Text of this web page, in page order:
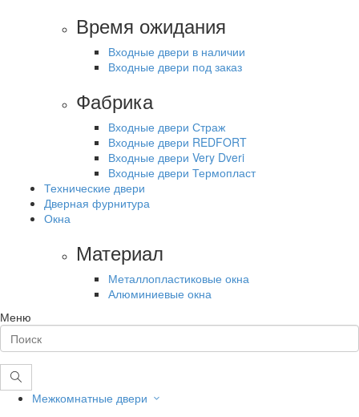
Время ожидания
Входные двери в наличии
Входные двери под заказ
Фабрика
Входные двери Страж
Входные двери REDFORT
Входные двери Very Dveri
Входные двери Термопласт
Технические двери
Дверная фурнитура
Окна
Материал
Металлопластиковые окна
Алюминиевые окна
Меню
Межкомнатные двери